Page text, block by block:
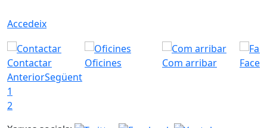
Accedeix
Contactar Oficines Com arribar
AnteriorSegüent
1
2